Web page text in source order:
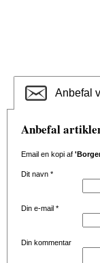
Anbefal
Anbefal
Email en kopi af
Dit navn *
Din e-mail *
Din kommentar